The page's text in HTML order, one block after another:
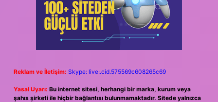
Reklam ve İletişim: Skype: live:.cid.575569c608265c69
Yasal Uyarı: Bu internet sitesi, herhangi bir marka, kurum veya
şahıs şirketi ile hiçbir bağlantısı bulunmamaktadır. Sitede yalnızca